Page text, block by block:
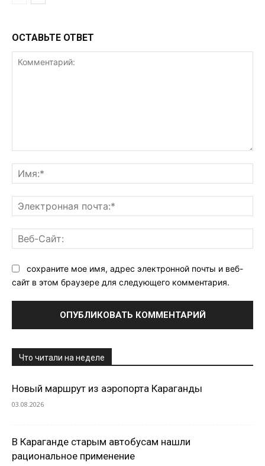
ОСТАВЬТЕ ОТВЕТ
сохраните мое имя, адрес электронной почты и веб-
сайт в этом браузере для следующего комментария.
Что читали на неделе
Новый маршрут из аэропорта Караганды
03.08.2026
В Караганде старым автобусам нашли
рациональное применение